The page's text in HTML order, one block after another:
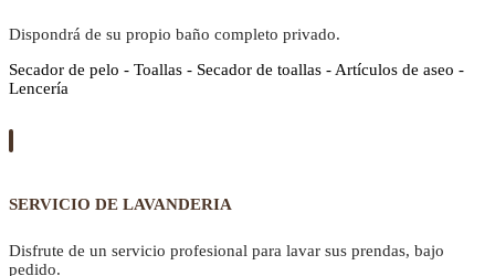
Dispondrá de su propio baño completo privado.
Secador de pelo - Toallas - Secador de toallas - Artículos de aseo -
Lencería
SERVICIO DE LAVANDERIA
Disfrute de un servicio profesional para lavar sus prendas, bajo
pedido.